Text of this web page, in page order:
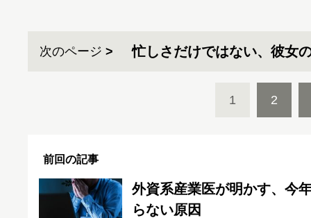
次のページ 忙しさだけではない、彼女
1 2
前回の記事
外資系産業医が明かす、今
らない原因